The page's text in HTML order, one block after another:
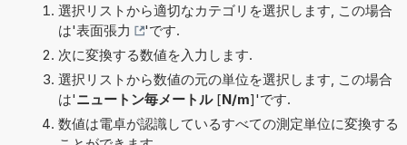
選択リストから適切なカテゴリを選択します, この場合
は'表面張力
'です.
次に変換する数値を入力します.
選択リストから数値の元の単位を選択します, この場合
は'ニュートン毎メートル[N/m]'です.
数値は電卓が認識しているすべての測定単位に変換する